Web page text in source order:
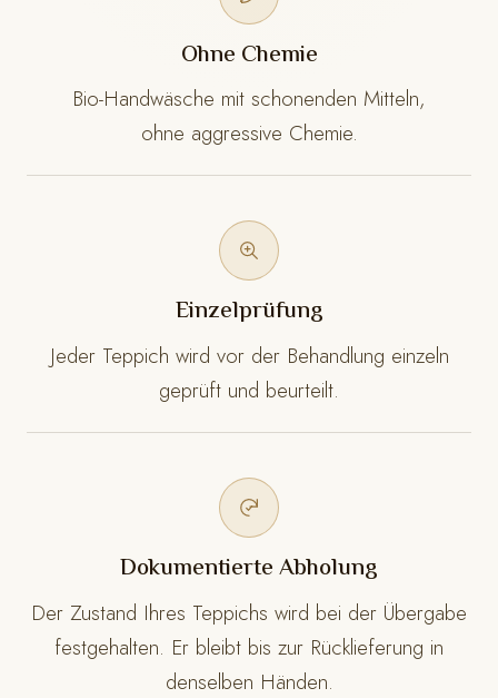
Ohne Chemie
Bio-Handwäsche mit schonenden Mitteln,
ohne aggressive Chemie.
Einzelprüfung
Jeder Teppich wird vor der Behandlung einzeln
geprüft und beurteilt.
Dokumentierte Abholung
Der Zustand Ihres Teppichs wird bei der Übergabe
festgehalten. Er bleibt bis zur Rücklieferung in
denselben Händen.